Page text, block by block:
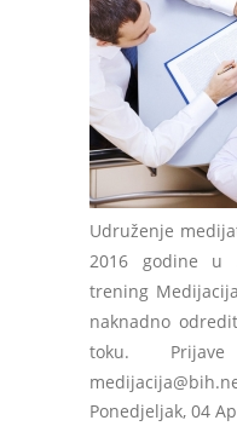
Udruženje
2016 godine u
trening
naknadno
toku.
Ponedjeljak, 04